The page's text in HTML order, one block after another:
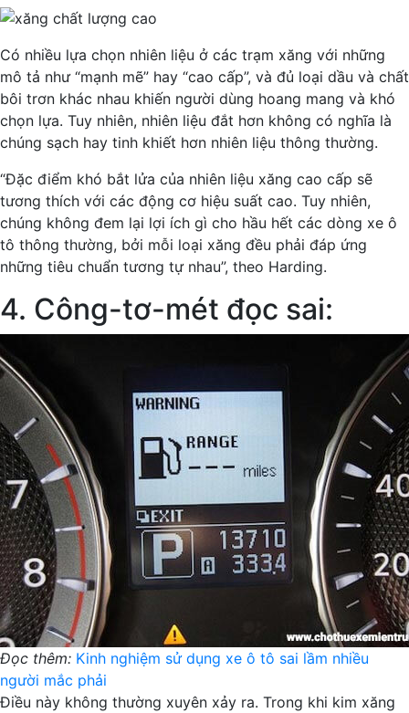
Có nhiều lựa chọn nhiên liệu ở các trạm xăng với những
mô tả như “mạnh mẽ” hay “cao cấp”, và đủ loại dầu và chất
bôi trơn khác nhau khiến người dùng hoang mang và khó
chọn lựa. Tuy nhiên, nhiên liệu đắt hơn không có nghĩa là
chúng sạch hay tinh khiết hơn nhiên liệu thông thường.
“Đặc điểm khó bắt lửa của nhiên liệu xăng cao cấp sẽ
tương thích với các động cơ hiệu suất cao. Tuy nhiên,
chúng không đem lại lợi ích gì cho hầu hết các dòng xe ô
tô thông thường, bởi mỗi loại xăng đều phải đáp ứng
những tiêu chuẩn tương tự nhau”, theo Harding.
4. Công-tơ-mét đọc sai:
Đọc thêm: Kinh nghiệm sử dụng xe ô tô sai lầm nhiều
người mắc phải
Điều này không thường xuyên xảy ra. Trong khi kim xăng